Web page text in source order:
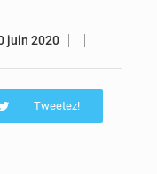
juin 2020
Tweetez!